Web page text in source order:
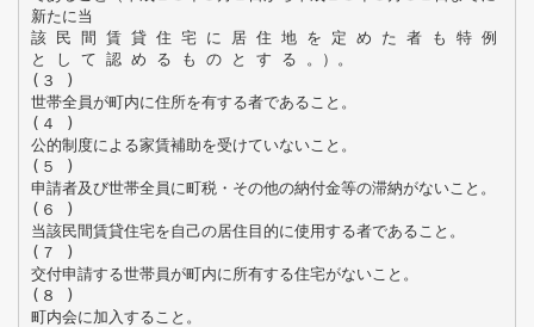
新たに当
該 民 間 賃 貸 住 宅 に 居 住 地 を 定 め た 者 も 特 例
と し て 認 め る も の と す る 。）。
(３ )
世帯全員が町内に住所を有する者であること。
(４ )
公的制度による家賃補助を受けていないこと。
(５ )
申請者及び世帯全員に町税・その他の納付金等の滞納がないこと。
(６ )
当該民間賃貸住宅を自己の居住目的に使用する者であること。
(７ )
交付申請する世帯員が町内に所有する住宅がないこと。
(８ )
町内会に加入すること。